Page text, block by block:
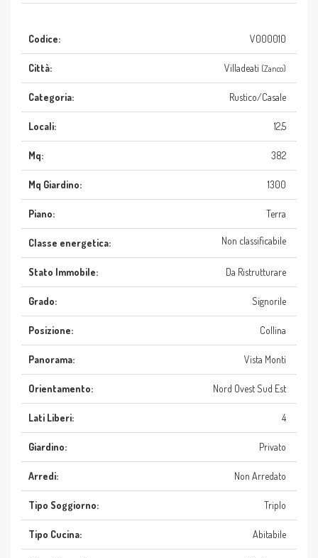
Codice: V000010
Città: Villadeati (Zanco)
Categoria: Rustico/Casale
Locali: 12,5
Mq: 382
Mq Giardino: 1300
Piano: Terra
Classe energetica: Non classificabile
Stato Immobile: Da Ristrutturare
Grado: Signorile
Posizione: Collina
Panorama: Vista Monti
Orientamento: Nord Ovest Sud Est
Lati Liberi: 4
Giardino: Privato
Arredi: Non Arredato
Tipo Soggiorno: Triplo
Tipo Cucina: Abitabile